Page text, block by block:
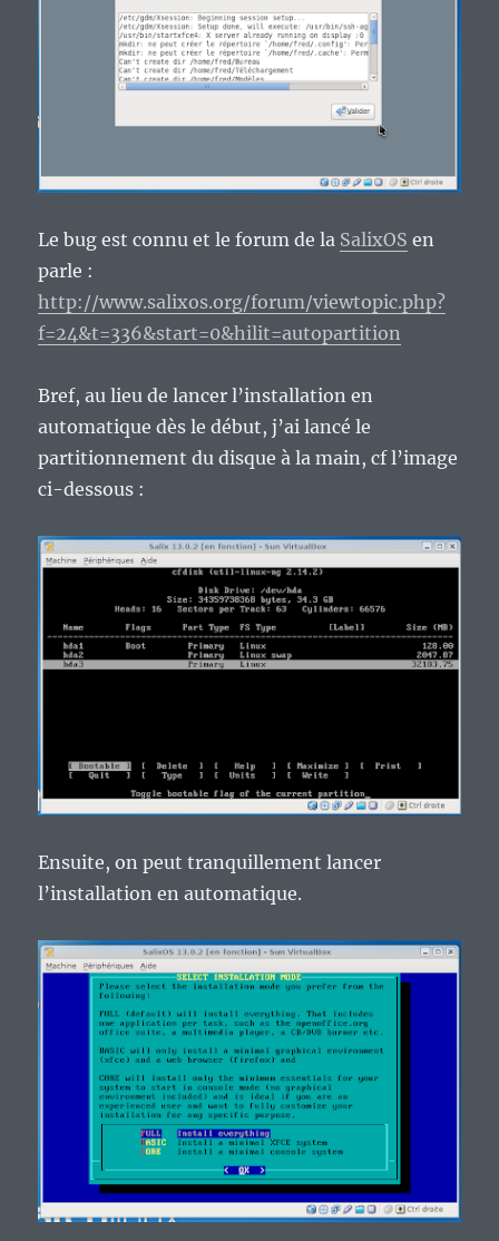
Le bug est connu et le forum de la SalixOS en
parle :
http://www.salixos.org/forum/viewtopic.php?
f=24&t=336&start=0&hilit=autopartition
Bref, au lieu de lancer l’installation en
automatique dès le début, j’ai lancé le
partitionnement du disque à la main, cf l’image
ci-dessous :
Ensuite, on peut tranquillement lancer
l’installation en automatique.